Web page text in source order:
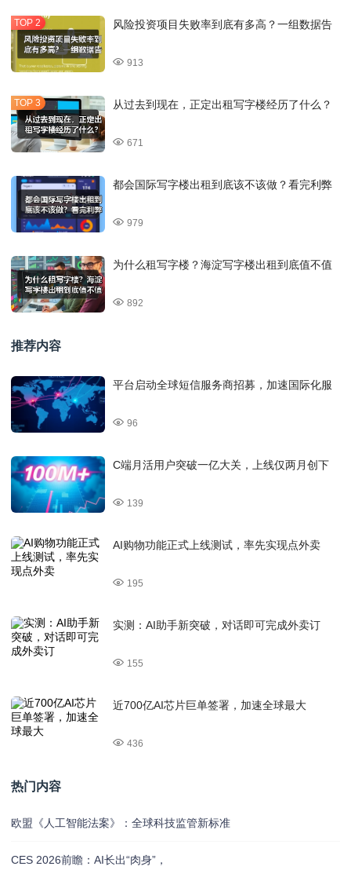
风险投资项目失败率到底有多高？一组数据告
913
从过去到现在，正定出租写字楼经历了什么？
671
都会国际写字楼出租到底该不该做？看完利弊
979
为什么租写字楼？海淀写字楼出租到底值不值
892
推荐内容
平台启动全球短信服务商招募，加速国际化服
96
C端月活用户突破一亿大关，上线仅两月创下
139
AI购物功能正式上线测试，率先实现点外卖
195
实测：AI助手新突破，对话即可完成外卖订
155
近700亿AI芯片巨单签署，加速全球最大
436
热门内容
欧盟《人工智能法案》：全球科技监管新标准
CES 2026前瞻：AI长出“肉身”，